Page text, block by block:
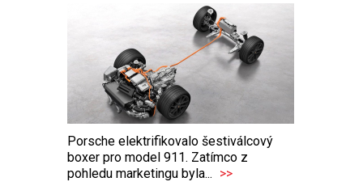
Porsche elektrifikovalo šestiválcový
boxer pro model 911. Zatímco z
pohledu marketingu byla... >>